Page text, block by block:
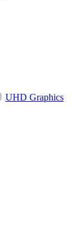
UHD Graphics